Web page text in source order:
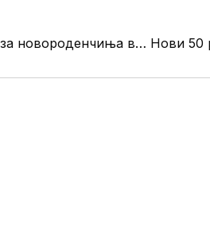
Нови 33 ваучери за новороденчиња во Кисела Вода